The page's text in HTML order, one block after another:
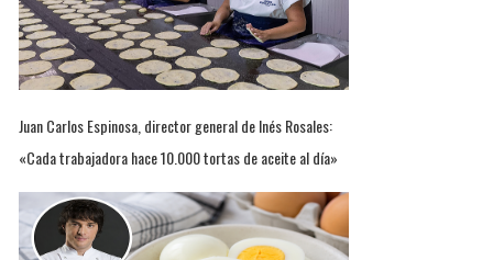
Juan Carlos Espinosa, director general de Inés Rosales:
«Cada trabajadora hace 10.000 tortas de aceite al día»